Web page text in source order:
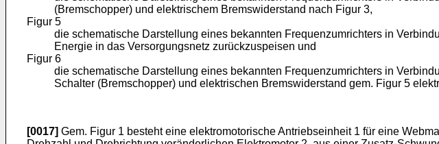
(Bremschopper) und elektrischem Bremswiderstand nach Figur 3,
Figur 5
die schematische Darstellung eines bekannten Frequenzumrichters in
Energie in das Versorgungsnetz zurückzuspeisen und
Figur 6
die schematische Darstellung eines bekannten Frequenzumrichters in
Schalter (Bremschopper) und elektrischen Bremswiderstand gem. Figur 5
[0017] Gem. Figur 1 besteht eine elektromotorische Antriebseinheit 1 für eine